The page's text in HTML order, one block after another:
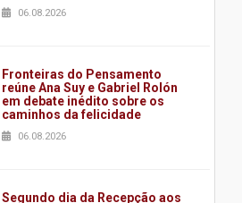
06.08.2026
Fronteiras do Pensamento
reúne Ana Suy e Gabriel Rolón
em debate inédito sobre os
caminhos da felicidade
06.08.2026
Segundo dia da Recepção aos